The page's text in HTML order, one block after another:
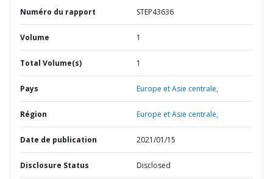
Numéro du rapport STEP43636
Volume 1
Total Volume(s) 1
Pays Europe et Asie centrale,
Région Europe et Asie centrale,
Date de publication 2021/01/15
Disclosure Status Disclosed